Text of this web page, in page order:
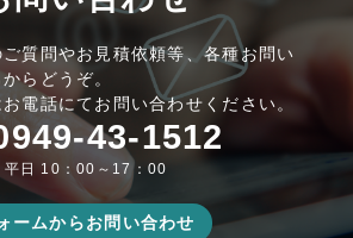
質問やお見積依頼等、各種お問い
らどうぞ。
電話にてお問い合わせください。
43-1512
平日 10：00～17：00
ームからお問い合わせ